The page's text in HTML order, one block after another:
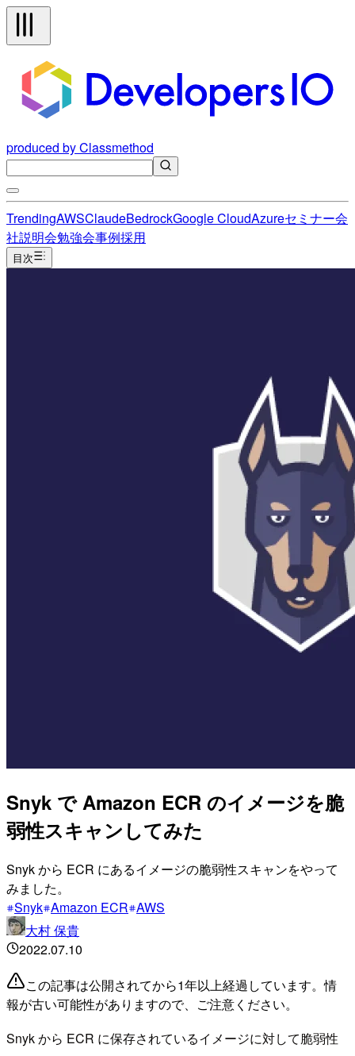
produced by Classmethod
TrendingAWSClaudeBedrockGoogle CloudAzureセミナー会
社説明会勉強会事例採用
目次
Snyk で Amazon ECR のイメージを脆
弱性スキャンしてみた
Snyk から ECR にあるイメージの脆弱性スキャンをやって
みました。
Snyk Amazon ECR AWS
大村 保貴
2022.07.10
この記事は公開されてから1年以上経過しています。情
報が古い可能性がありますので、ご注意ください。
Snyk から ECR に保存されているイメージに対して脆弱性